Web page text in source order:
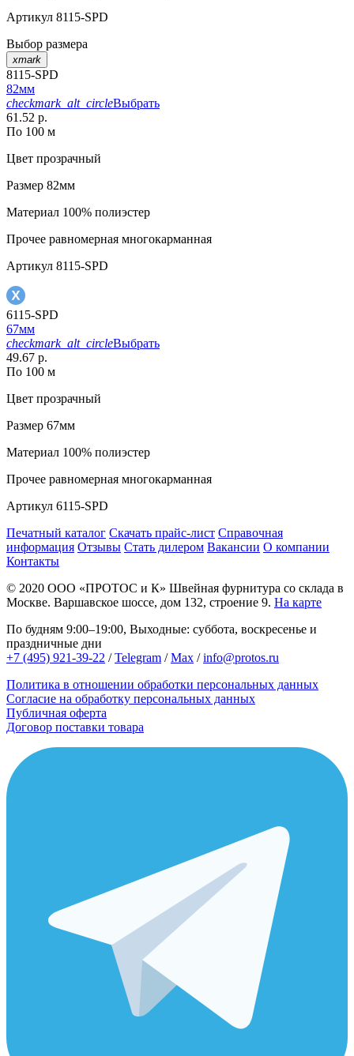
Артикул 8115-SPD
Выбор размера
xmark
8115-SPD
82мм
checkmark_alt_circleВыбрать
61.52 р.
По 100 м
Цвет прозрачный
Размер 82мм
Материал 100% полиэстер
Прочее равномерная многокарманная
Артикул 8115-SPD
6115-SPD
67мм
checkmark_alt_circleВыбрать
49.67 р.
По 100 м
Цвет прозрачный
Размер 67мм
Материал 100% полиэстер
Прочее равномерная многокарманная
Артикул 6115-SPD
Печатный каталог Скачать прайс-лист Справочная
информация Отзывы Стать дилером Вакансии О компании
Контакты
© 2020 ООО «ПРОТОС и К» Швейная фурнитура со склада в
Москве. Варшавское шоссе, дом 132, строение 9. На карте
По будням 9:00–19:00, Выходные: суббота, воскресенье и
праздничные дни
+7 (495) 921-39-22 /Telegram /Max /info@protos.ru
Политика в отношении обработки персональных данных
Согласие на обработку персональных данных
Публичная оферта
Договор поставки товара